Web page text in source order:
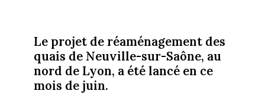
Le projet de réaménagement des
quais de Neuville-sur-Saône, au
nord de Lyon, a été lancé en ce
mois de juin.